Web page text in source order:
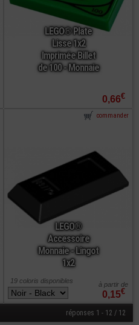
LEGO® Plate
Lisse 1x2
Imprimée Billet
de 100 - Monnaie
0,66€
LEGO®
Accessoire
Monnaie - Lingot
1x2
0,15€
à partir de
commander
19 coloris disponibles
réponses 1 - 12 / 12